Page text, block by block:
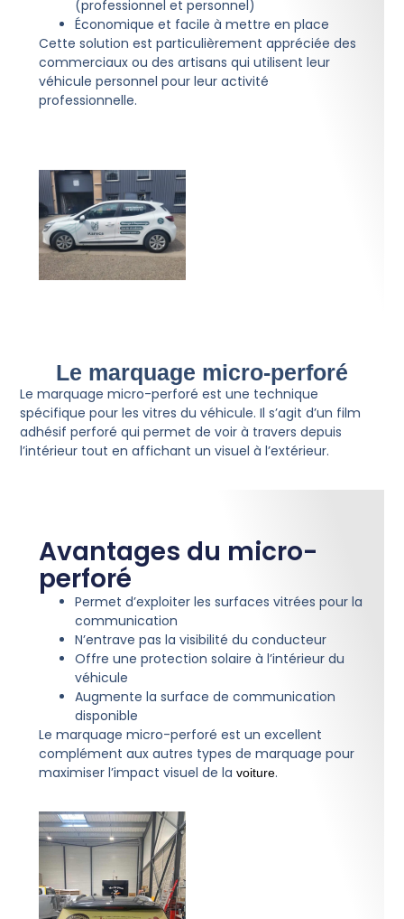
(professionnel et personnel)
Économique et facile à mettre en place
Cette solution est particulièrement appréciée des
commerciaux ou des artisans qui utilisent leur
véhicule personnel pour leur activité
professionnelle.
Le marquage micro-perforé
Le marquage micro-perforé est une technique
spécifique pour les vitres du véhicule. Il s’agit d’un film
adhésif perforé qui permet de voir à travers depuis
l’intérieur tout en affichant un visuel à l’extérieur.
Avantages du micro-
perforé
Permet d’exploiter les surfaces vitrées pour la
communication
N’entrave pas la visibilité du conducteur
Offre une protection solaire à l’intérieur du
véhicule
Augmente la surface de communication
disponible
Le marquage micro-perforé est un excellent
complément aux autres types de marquage pour
maximiser l’impact visuel de la voiture.